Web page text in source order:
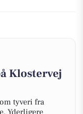
Klostervej
tyveri fra
Yderligere